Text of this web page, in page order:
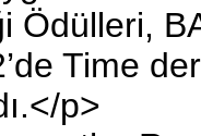
Ödülleri,
Time
p>